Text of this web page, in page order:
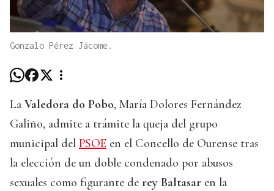
Gonzalo Pérez Jácome.
La Valedora do Pobo, María Dolores Fernández
Galiño, admite a trámite la queja del grupo
municipal del PSOE en el Concello de Ourense tras
la elección de un doble condenado por abusos
sexuales como figurante de rey Baltasar en la